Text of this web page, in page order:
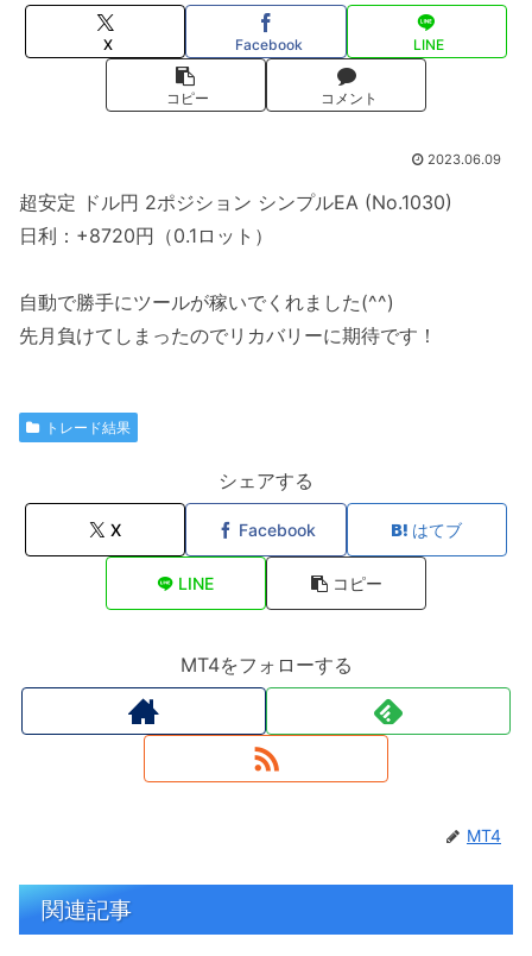
X Facebook LINE
コピー コメント
2023.06.09
超安定 ドル円 2ポジション シンプルEA (No.1030)
日利：+8720円（0.1ロット）
自動で勝手にツールが稼いでくれました(^^)
先月負けてしまったのでリカバリーに期待です！
トレード結果
シェアする
X Facebook はてブ
LINE コピー
MT4をフォローする
MT4
関連記事